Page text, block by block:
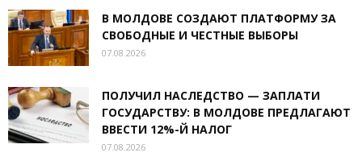
В МОЛДОВЕ СОЗДАЮТ ПЛАТФОРМУ ЗА
СВОБОДНЫЕ И ЧЕСТНЫЕ ВЫБОРЫ
07.08.2026
ПОЛУЧИЛ НАСЛЕДСТВО — ЗАПЛАТИ
ГОСУДАРСТВУ: В МОЛДОВЕ ПРЕДЛАГАЮТ
ВВЕСТИ 12%-Й НАЛОГ
07.08.2026